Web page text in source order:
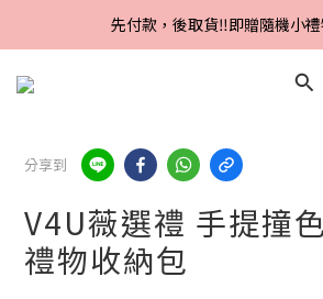
Line好友招募中，首購、回購
先付款，後取貨‼️即贈隨機小
Line好友招募中，首購、回購
分享到
V4U薇選禮 手提撞
禮物收納包